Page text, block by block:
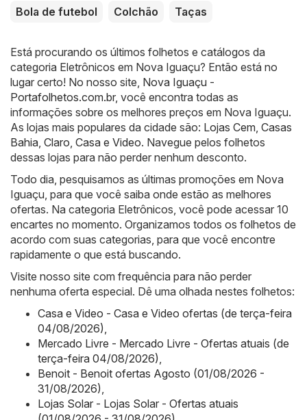
Bola de futebol Colchão Taças
Está procurando os últimos folhetos e catálogos da
categoria Eletrônicos em Nova Iguaçu? Então está no
lugar certo! No nosso site, Nova Iguaçu -
Portafolhetos.com.br, você encontra todas as
informações sobre os melhores preços em Nova Iguaçu.
As lojas mais populares da cidade são: Lojas Cem, Casas
Bahia, Claro, Casa e Video. Navegue pelos folhetos
dessas lojas para não perder nenhum desconto.
Todo dia, pesquisamos as últimas promoções em Nova
Iguaçu, para que você saiba onde estão as melhores
ofertas. Na categoria Eletrônicos, você pode acessar 10
encartes no momento. Organizamos todos os folhetos de
acordo com suas categorias, para que você encontre
rapidamente o que está buscando.
Visite nosso site com frequência para não perder
nenhuma oferta especial. Dê uma olhada nestes folhetos:
Casa e Video - Casa e Video ofertas (de terça-feira
04/08/2026),
Mercado Livre - Mercado Livre - Ofertas atuais (de
terça-feira 04/08/2026),
Benoit - Benoit ofertas Agosto (01/08/2026 -
31/08/2026),
Lojas Solar - Lojas Solar - Ofertas atuais